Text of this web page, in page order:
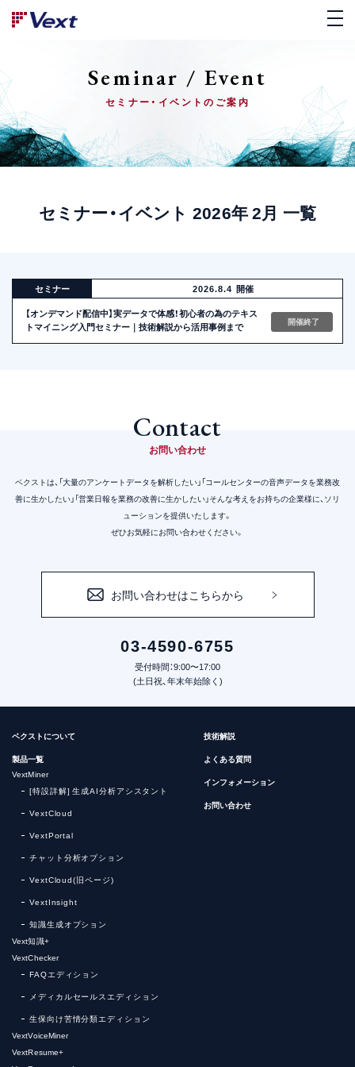
Seminar / Event
セミナー・イベントのご案内
セミナー・イベント 2026年 2月 一覧
セミナー 2026.8.4 開催
【オンデマンド配信中】実データで体感！初心者の為のテキス
トマイニング入門セミナー｜技術解説から活用事例まで
開催終了
Contact
お問い合わせ
ベクストは、「大量のアンケートデータを解析したい」「コールセンターの音声データを業務改
善に生かしたい」 「営業日報を業務の改善に生かしたい」そんな考えをお持ちの企業様に、ソリ
ューションを提供いたします。
ぜひお気軽にお問い合わせください。
お問い合わせはこちらから
03-4590-6755
受付時間：9:00〜17:00
(土日祝、年末年始除く)
ベクストについて
製品一覧
VextMiner
[特設詳解] 生成AI分析アシスタント
VextCloud
VextPortal
チャット分析オプション
VextCloud(旧ページ)
VextInsight
知識生成オプション
Vext知識+
VextChecker
FAQエディション
メディカルセールスエディション
生保向け苦情分類エディション
VextVoiceMiner
VextResume+
技術解説
よくある質問
インフォメーション
お問い合わせ